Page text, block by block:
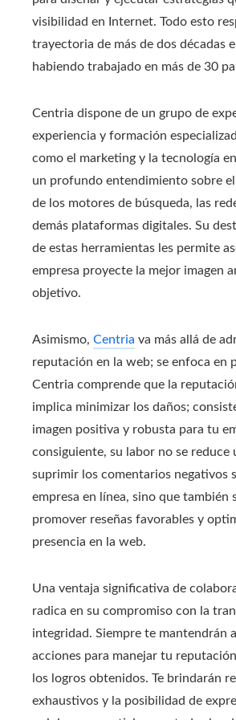
visibilidad en Internet. Todo esto
trayectoria de más de dos décadas
habiendo trabajado en más de 30
Centria dispone de un grupo de
experiencia y formación
como el marketing y la tecnología
un profundo entendimiento sobre
de los motores de búsqueda, las
demás plataformas digitales. Su
de estas herramientas les permite
empresa proyecte la mejor imagen
objetivo.
Asimismo, Centria va más allá de
reputación en la web; se enfoca en
Centria comprende que la
implica minimizar los daños;
imagen positiva y robusta para tu
consiguiente, su labor no se reduce
suprimir los comentarios negativos
empresa en línea, sino que también
promover reseñas favorables y
presencia en la web.
Una ventaja significativa de
radica en su compromiso con la
integridad. Siempre te mantendrán
acciones para manejar tu
los logros obtenidos. Te brindarán
exhaustivos y la posibilidad de